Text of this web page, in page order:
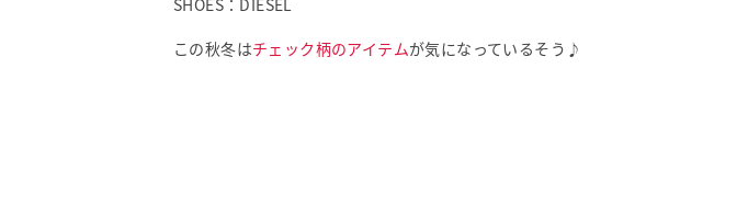
SHOES：DIESEL
この秋冬はチェック柄のアイテムが気になっているそう♪